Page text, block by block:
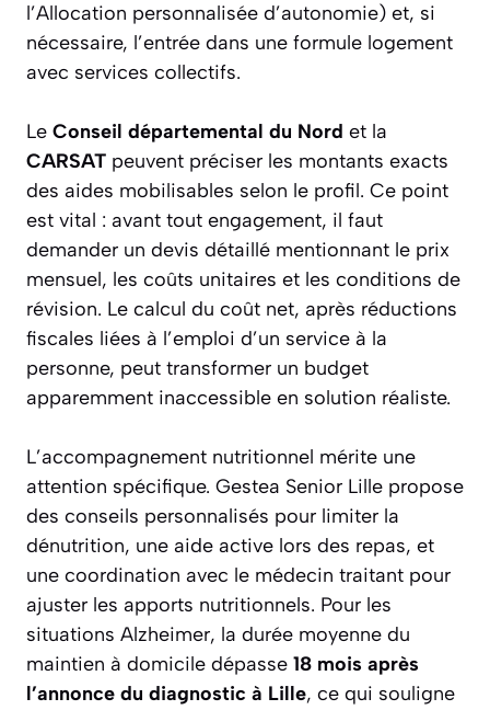
l’Allocation personnalisée d’autonomie) et, si
nécessaire, l’entrée dans une formule logement
avec services collectifs.
Le Conseil départemental du Nord et la
CARSAT peuvent préciser les montants exacts
des aides mobilisables selon le profil. Ce point
est vital : avant tout engagement, il faut
demander un devis détaillé mentionnant le prix
mensuel, les coûts unitaires et les conditions de
révision. Le calcul du coût net, après réductions
fiscales liées à l’emploi d’un service à la
personne, peut transformer un budget
apparemment inaccessible en solution réaliste.
L’accompagnement nutritionnel mérite une
attention spécifique. Gestea Senior Lille propose
des conseils personnalisés pour limiter la
dénutrition, une aide active lors des repas, et
une coordination avec le médecin traitant pour
ajuster les apports nutritionnels. Pour les
situations Alzheimer, la durée moyenne du
maintien à domicile dépasse 18 mois après
l’annonce du diagnostic à Lille, ce qui souligne